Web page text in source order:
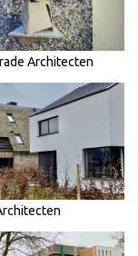
Architecten